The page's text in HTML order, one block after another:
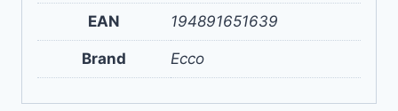
EAN 194891651639
Brand Ecco